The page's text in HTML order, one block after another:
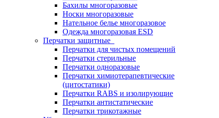
Бахилы многоразовые
Носки многоразовые
Нательное белье многоразовое
Одежда многоразовая ESD
Перчатки защитные
Перчатки для чистых помещений
Перчатки стерильные
Перчатки одноразовые
Перчатки химиотерапевтические
(цитостатики)
Перчатки RABS и изолирующие
Перчатки антистатические
Перчатки трикотажные